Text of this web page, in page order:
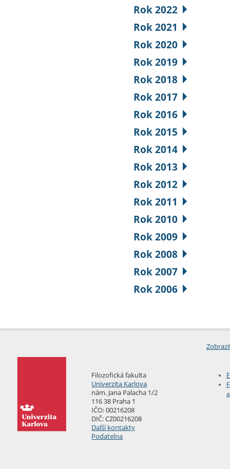
Rok 2022
Rok 2021
Rok 2020
Rok 2019
Rok 2018
Rok 2017
Rok 2016
Rok 2015
Rok 2014
Rok 2013
Rok 2012
Rok 2011
Rok 2010
Rok 2009
Rok 2008
Rok 2007
Rok 2006
Filozofická fakulta
Univerzita Karlova
nám. Jana Palacha 1/2
116 38 Praha 1
IČO: 00216208
DIČ: CZ00216208
Další kontakty
Podatelna